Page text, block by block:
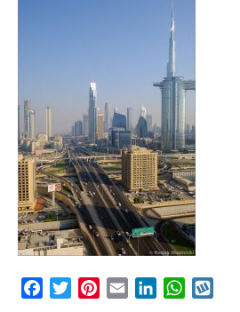
FacebookTwitterPinterest
Email LinkedInWhatsApp